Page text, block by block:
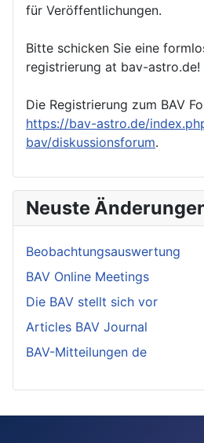
für Veröffentlichungen.
Bitte schicken Sie eine
registrierung at bav-astro.de!
Die Registrierung zum BAV
https://bav-astro.de/
bav/diskussionsforum.
Neuste
Beobachtungsauswertung
BAV Online Meetings
Die BAV stellt sich vor
Articles BAV Journal
BAV-Mitteilungen de